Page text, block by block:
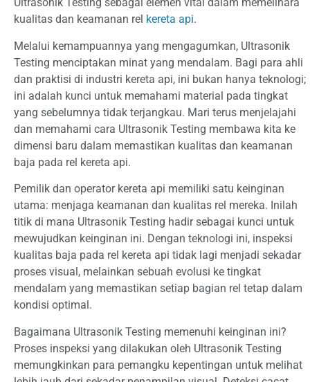
Ultrasonik Testing sebagai elemen vital dalam memelihara
kualitas dan keamanan rel kereta api.
Melalui kemampuannya yang mengagumkan, Ultrasonik
Testing menciptakan minat yang mendalam. Bagi para ahli
dan praktisi di industri kereta api, ini bukan hanya teknologi;
ini adalah kunci untuk memahami material pada tingkat
yang sebelumnya tidak terjangkau. Mari terus menjelajahi
dan memahami cara Ultrasonik Testing membawa kita ke
dimensi baru dalam memastikan kualitas dan keamanan
baja pada rel kereta api.
Pemilik dan operator kereta api memiliki satu keinginan
utama: menjaga keamanan dan kualitas rel mereka. Inilah
titik di mana Ultrasonik Testing hadir sebagai kunci untuk
mewujudkan keinginan ini. Dengan teknologi ini, inspeksi
kualitas baja pada rel kereta api tidak lagi menjadi sekadar
proses visual, melainkan sebuah evolusi ke tingkat
mendalam yang memastikan setiap bagian rel tetap dalam
kondisi optimal.
Bagaimana Ultrasonik Testing memenuhi keinginan ini?
Proses inspeksi yang dilakukan oleh Ultrasonik Testing
memungkinkan para pemangku kepentingan untuk melihat